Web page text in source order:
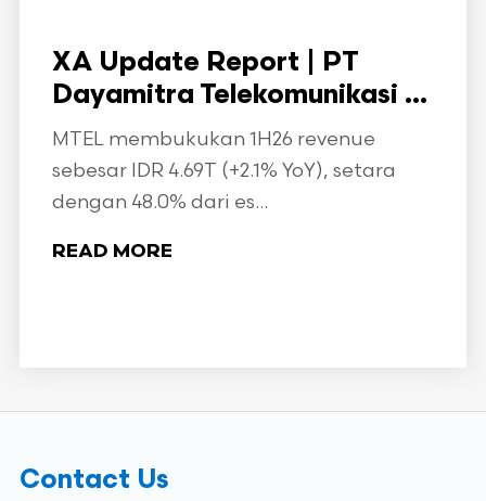
XA Update Report | PT
Dayamitra Telekomunikasi ...
MTEL membukukan 1H26 revenue
sebesar IDR 4.69T (+2.1% YoY), setara
dengan 48.0% dari es...
READ MORE
Contact Us